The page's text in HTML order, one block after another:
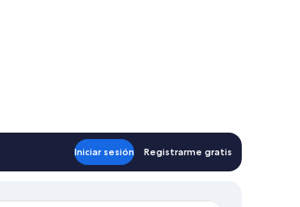
Iniciar sesión Registrarme gratis